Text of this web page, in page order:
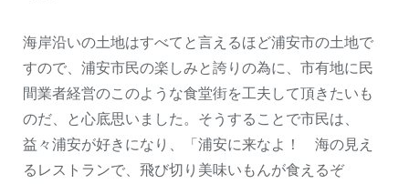
海岸沿いの土地はすべてと言えるほど浦安市の土地で
すので、浦安市民の楽しみと誇りの為に、市有地に民
間業者経営のこのような食堂街を工夫して頂きたいも
のだ、と心底思いました。そうすることで市民は、
益々浦安が好きになり、「浦安に来なよ！ 海の見え
るレストランで、飛び切り美味いもんが食えるぞ